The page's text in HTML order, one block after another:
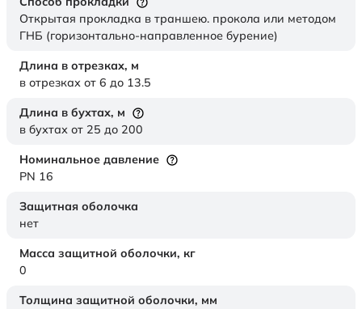
Открытая прокладка в траншею. прокола или методом
ГНБ (горизонтально-направленное бурение)
Длина в отрезках, м
в отрезках от 6 до 13.5
Длина в бухтах, м
в бухтах от 25 до 200
Номинальное давление
PN 16
Защитная оболочка
нет
Масса защитной оболочки, кг
0
Толщина защитной оболочки, мм